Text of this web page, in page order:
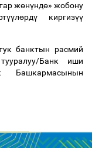
жөнүндө» жобону
үүлөрдү киргизүү
банктын расмий
Банк иши
Башкармасынын